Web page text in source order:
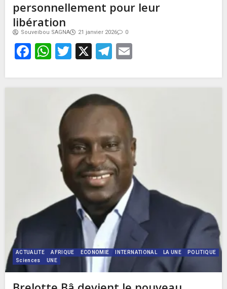
personnellement pour leur
libération
Souveibou SAGNA 21 janvier 2026 0
Facebook
WhatsApp
Twitter
X Telegram
ACTUALITE AFRIQUE ECONOMIE INTERNATIONAL LA UNE
POLITIQUE
Sciences
UNE